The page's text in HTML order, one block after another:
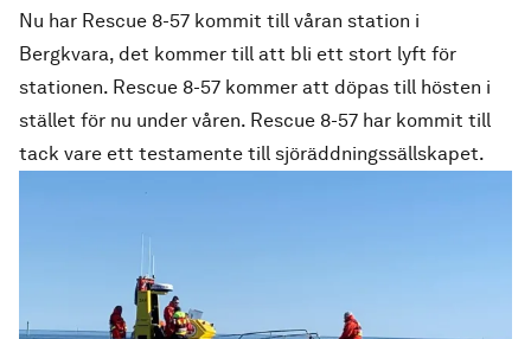
Nu har Rescue 8-57 kommit till våran station i
Bergkvara, det kommer till att bli ett stort lyft för
stationen. Rescue 8-57 kommer att döpas till hösten i
stället för nu under våren. Rescue 8-57 har kommit till
tack vare ett testamente till sjöräddningssällskapet.